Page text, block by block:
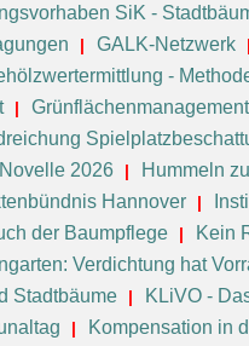
SiK -
GALK-Netzwerk
-
Grünflächenmanagement
2026 Hummeln
Hannover
der Baumpflege Kein
Verdichtung hat
Stadtbäume KLiVO -
Kompensation in